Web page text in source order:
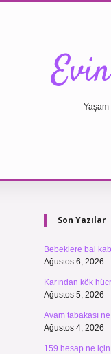
Yaşam
Son Yazılar
Bebeklere bal
Ağustos 6, 2026
Karından kök
Ağustos 5, 2026
Avam tabakası
Ağustos 4, 2026
159 hesap ne için